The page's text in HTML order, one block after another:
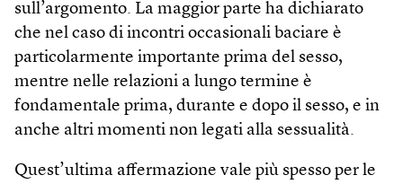
sull’argomento. La maggior parte ha dichiarato
che nel caso di incontri occasionali baciare è
particolarmente importante prima del sesso,
mentre nelle relazioni a lungo termine è
fondamentale prima, durante e dopo il sesso, e in
anche altri momenti non legati alla sessualità.
Quest’ultima affermazione vale più spesso per le